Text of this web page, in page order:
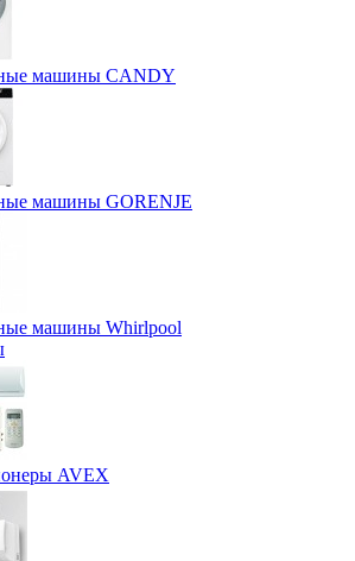
машины CANDY
машины GORENJE
машины Whirlpool
AVEX